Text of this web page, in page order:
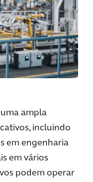
ampla
incluindo
em engenharia
em vários
podem operar